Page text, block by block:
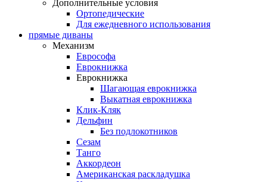
Дополнительные условия
Ортопедические
Для ежедневного использования
прямые диваны
Механизм
Еврософа
Еврокнижка
Еврокнижка
Шагающая еврокнижка
Выкатная еврокнижка
Клик-Кляк
Дельфин
Без подлокотников
Сезам
Танго
Аккордеон
Американская раскладушка